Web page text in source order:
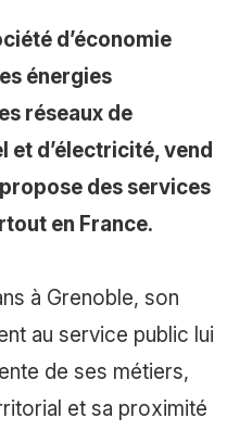
d’économie
énergies
réseaux de
et d’électricité, vend
des services
en France.
à Grenoble, son
au service public lui
de ses métiers,
et sa proximité